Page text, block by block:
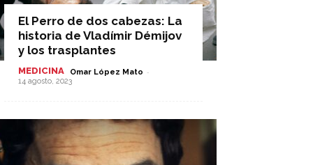
El Perro de dos cabezas: La
historia de Vladímir Démijov
y los trasplantes
MEDICINA Omar López Mato -
14 agosto, 2023